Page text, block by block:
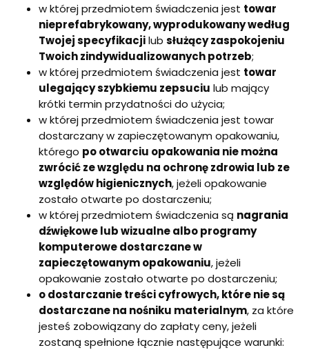
w której przedmiotem świadczenia jest towar
nieprefabrykowany, wyprodukowany według
Twojej specyfikacjilub służący zaspokojeniu
Twoich zindywidualizowanych potrzeb;
w której przedmiotem świadczenia jest towar
ulegający szybkiemu zepsuciu lub mający
krótki termin przydatności do użycia;
w której przedmiotem świadczenia jest towar
dostarczany w zapieczętowanym opakowaniu,
którego po otwarciu opakowania nie można
zwrócić ze względu na ochronę zdrowia lub ze
względów higienicznych, jeżeli opakowanie
zostało otwarte po dostarczeniu;
w której przedmiotem świadczenia są nagrania
dźwiękowe lub wizualne albo programy
komputerowe dostarczane w
zapieczętowanym opakowaniu, jeżeli
opakowanie zostało otwarte po dostarczeniu;
o dostarczanie treści cyfrowych, które nie są
dostarczane na nośniku materialnym, za które
jesteś zobowiązany do zapłaty ceny, jeżeli
zostaną spełnione łącznie następujące warunki: